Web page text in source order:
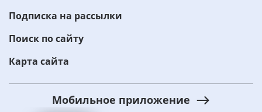
Подписка на рассылки
Поиск по сайту
Карта сайта
Мобильное приложение